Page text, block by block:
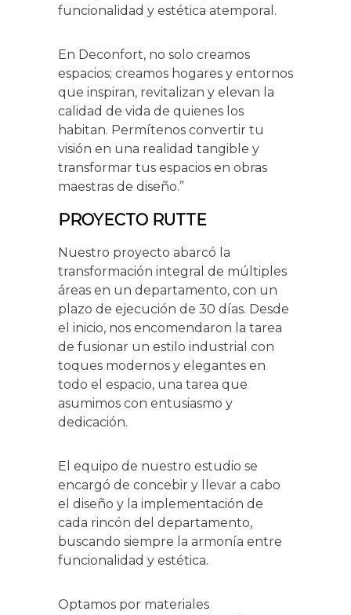
funcionalidad y estética atemporal.
En Deconfort, no solo creamos
espacios; creamos hogares y entornos
que inspiran, revitalizan y elevan la
calidad de vida de quienes los
habitan. Permítenos convertir tu
visión en una realidad tangible y
transformar tus espacios en obras
maestras de diseño.”
PROYECTO RUTTE
Nuestro proyecto abarcó la
transformación integral de múltiples
áreas en un departamento, con un
plazo de ejecución de 30 días. Desde
el inicio, nos encomendaron la tarea
de fusionar un estilo industrial con
toques modernos y elegantes en
todo el espacio, una tarea que
asumimos con entusiasmo y
dedicación.
El equipo de nuestro estudio se
encargó de concebir y llevar a cabo
el diseño y la implementación de
cada rincón del departamento,
buscando siempre la armonía entre
funcionalidad y estética.
Optamos por materiales